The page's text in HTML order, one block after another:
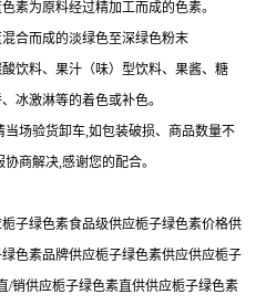
素为原料经过精加工而成的色素。
合而成的淡绿色至深绿色粉末
饮料、果汁（味）型饮料、果酱、糖
冰激淋等的着色或补色。
当场验货卸车,如包装破损、商品数量不
商解决,感谢您的配合。
子绿色素食品级供应栀子绿色素价格供
色素品牌供应栀子绿色素供应供应栀子
/销供应栀子绿色素直供供应栀子绿色素